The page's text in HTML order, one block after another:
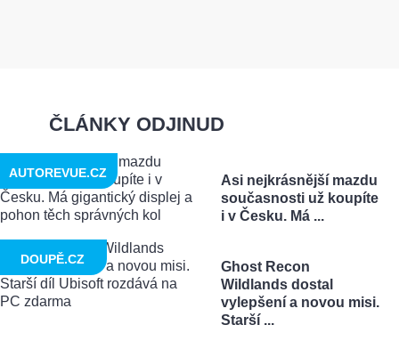
ČLÁNKY ODJINUD
Asi nejkrásnější mazdu
současnosti už koupíte
i v Česku. Má ...
AUTOREVUE.CZ
Ghost Recon
Wildlands dostal
vylepšení a novou misi.
Starší ...
DOUPĚ.CZ